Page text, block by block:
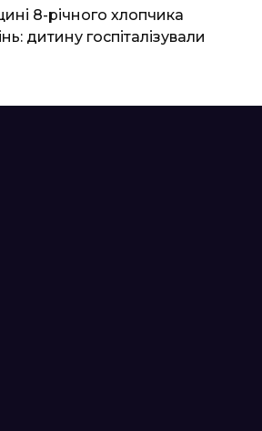
8-річного хлопчика
дитину госпіталізували